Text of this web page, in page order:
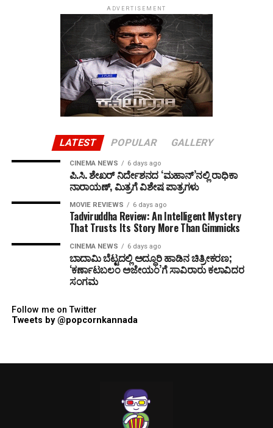
ADVERTISEMENT
LATEST POPULAR GALLERY
CINEMA NEWS 6 days ago
ಪಿ.ಸಿ. ಶೇಖರ್ ನಿರ್ದೇಶನದ ‘ಮಹಾನ್’ನಲ್ಲಿ ರಾಧಿಕಾ
ನಾರಾಯಣ್, ಮಿತ್ರಗೆ ವಿಶೇಷ ಪಾತ್ರಗಳು
MOVIE REVIEWS 6 days ago
Tadviruddha Review: An Intelligent Mystery
That Trusts Its Story More Than Gimmicks
CINEMA NEWS 6 days ago
ಬಾದಾಮಿ ಬೆಟ್ಟದಲ್ಲಿ ಅದ್ಧೂರಿ ಹಾಡಿನ ಚಿತ್ರೀಕರಣ;
‘ಕರ್ಣಾಟಬಲಂ ಅಜೇಯಂ’ಗೆ ಸಾವಿರಾರು ಕಲಾವಿದರ
ಸಂಗಮ
Follow me on Twitter
Tweets by @popcornkannada